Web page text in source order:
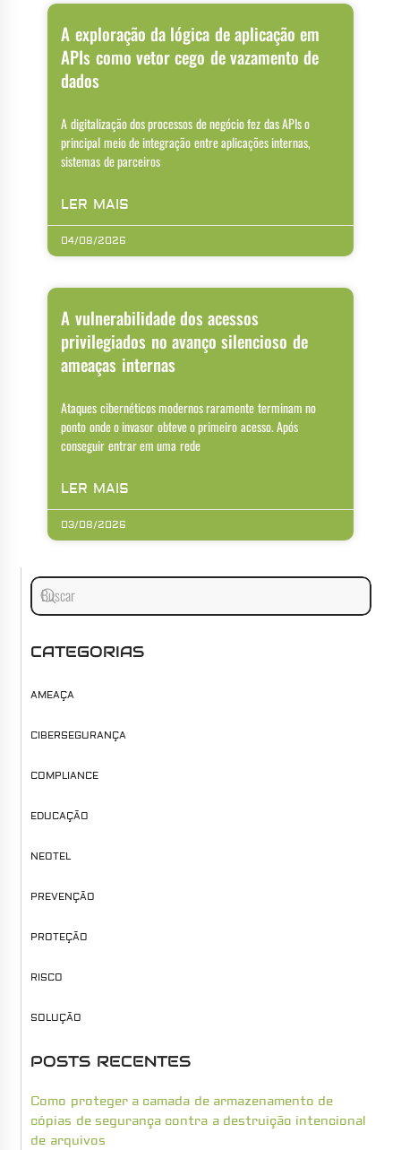
A exploração da lógica de aplicação em
APIs como vetor cego de vazamento de
dados
A digitalização dos processos de negócio fez das APIs o
principal meio de integração entre aplicações internas,
sistemas de parceiros
LER MAIS
04/08/2026
A vulnerabilidade dos acessos
privilegiados no avanço silencioso de
ameaças internas
Ataques cibernéticos modernos raramente terminam no
ponto onde o invasor obteve o primeiro acesso. Após
conseguir entrar em uma rede
LER MAIS
03/08/2026
CATEGORIAS
AMEAÇA
CIBERSEGURANÇA
COMPLIANCE
EDUCAÇÃO
NEOTEL
PREVENÇÃO
PROTEÇÃO
RISCO
SOLUÇÃO
POSTS RECENTES
Como proteger a camada de armazenamento de
cópias de segurança contra a destruição intencional
de arquivos